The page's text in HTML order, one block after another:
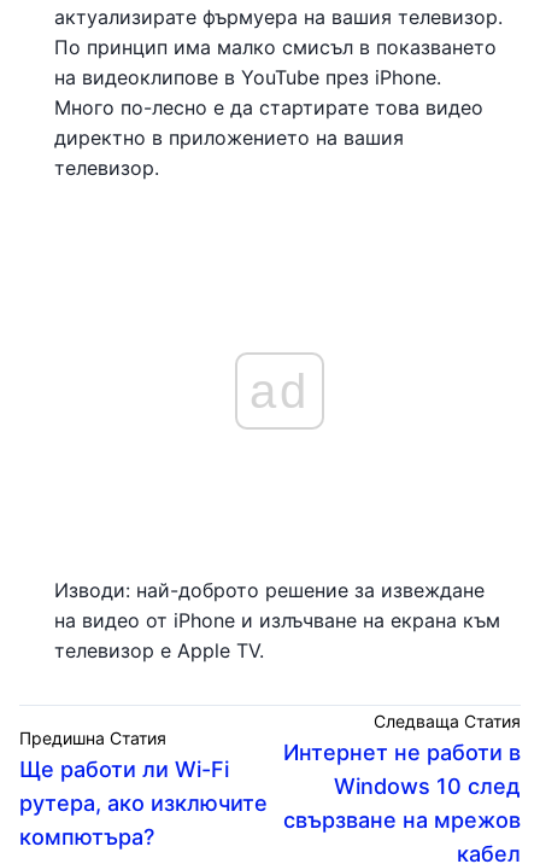
актуализирате фърмуера на вашия телевизор.
По принцип има малко смисъл в показването
на видеоклипове в YouTube през iPhone.
Много по-лесно е да стартирате това видео
директно в приложението на вашия
телевизор.
ad
Изводи: най-доброто решение за извеждане
на видео от iPhone и излъчване на екрана към
телевизор е Apple TV.
Предишна Статия
Ще работи ли Wi-Fi
рутера, ако изключите
компютъра?
Следваща Статия
Интернет не работи в
Windows 10 след
свързване на мрежов
кабел